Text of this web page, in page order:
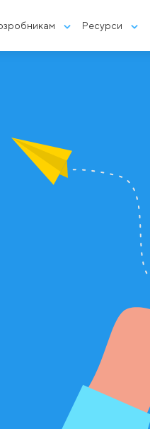
Ресурси